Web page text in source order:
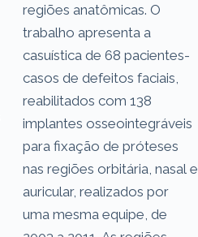
regiões anatômicas. O
trabalho apresenta a
casuística de 68 pacientes-
casos de defeitos faciais,
reabilitados com 138
implantes osseointegráveis
para fixação de próteses
nas regiões orbitária, nasal e
auricular, realizados por
uma mesma equipe, de